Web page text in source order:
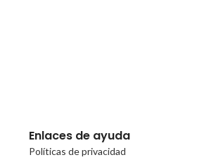
Enlaces de ayuda
Políticas de privacidad